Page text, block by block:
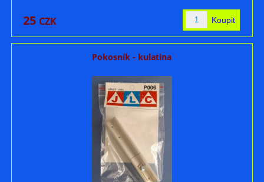
25 CZK
Pokosník - kulatina